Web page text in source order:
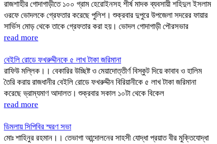
রাজশাহীর গোদাগাড়ীতে ১০০ গ্রাম হেরোইনসহ শীর্ষ মাদক ব্যবসায়ী শহিদুল ইসলাম
ওরফে ভোদলকে গ্রেফতার করেছে পুলিশ। শুক্রবার দুপুরে উপজেলা সদরের ফায়ার
সার্ভিস মোড় থেকে তাকে গ্রেফতার করা হয়। ভোদল গোদাগাড়ী পৌরসভার
read more
বেইলি রোডে ফখরুদ্দীনকে ৫ লাখ টাকা জরিমানা
রাফিউ মল্লিক।। বেকারির উচ্ছিষ্ট ও মেয়াদোত্তীর্ণ বিস্কুট দিয়ে কাবাব ও হালিম
তৈরি করায় রাজধানীর বেইলি রোডে ফখরুদ্দীন বিরিয়ানীকে ৫ লাখ টাকা জরিমানা
করেছে ভ্রাম্যমাণ আদালত। শুক্রবার সকাল ১০টা থেকে বিকেল
read more
ডিমলায় সিপিবির স্মরণ সভা
মোঃ শাহিনুর রহমান।। তেভাগা আন্দোলনের সাহসী যোদ্ধা প্রয়াত বীর মুক্তিযোদ্ধা